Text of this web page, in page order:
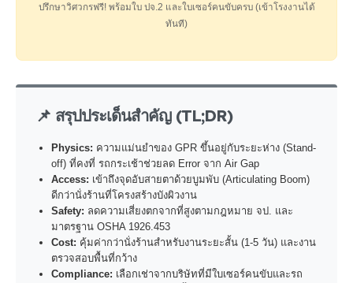
ปรึกษาวิศวกรฟรี! พร้อมใบ ปจ.2 และใบเซอร์คนขับครบ (เข้าโรงงานได้
ทันที)
📌 สรุปประเด็นสำคัญ (TL;DR)
Physics: ความแม่นยำของ GPR ขึ้นอยู่กับระยะห่าง (Stand-
off) ที่คงที่ รถกระเช้าช่วยลด Error จาก Air Gap
Access: เข้าถึงจุดอับสายตาด้วยบูมพับ (Articulating Boom)
ดีกว่านั่งร้านที่โครงสร้างบังผิวงาน
Safety: ลดความเสี่ยงตกจากที่สูงตามกฎหมาย จป. และ
มาตรฐาน OSHA 1926.453
Cost: คุ้มค่ากว่านั่งร้านสำหรับงานระยะสั้น (1-5 วัน) และงาน
ตรวจสอบพื้นที่กว้าง
Compliance: เลือกเช่าจากบริษัทที่มีใบเซอร์คนขับและรถ